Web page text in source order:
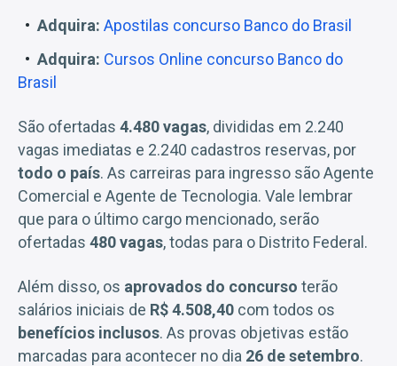
Adquira: Apostilas concurso Banco do Brasil
Adquira: Cursos Online concurso Banco do
Brasil
São ofertadas 4.480 vagas, divididas em 2.240
vagas imediatas e 2.240 cadastros reservas, por
todo o país. As carreiras para ingresso são Agente
Comercial e Agente de Tecnologia. Vale lembrar
que para o último cargo mencionado, serão
ofertadas 480 vagas, todas para o Distrito Federal.
Além disso, os aprovados do concurso terão
salários iniciais de R$ 4.508,40 com todos os
benefícios inclusos. As provas objetivas estão
marcadas para acontecer no dia 26 de setembro.